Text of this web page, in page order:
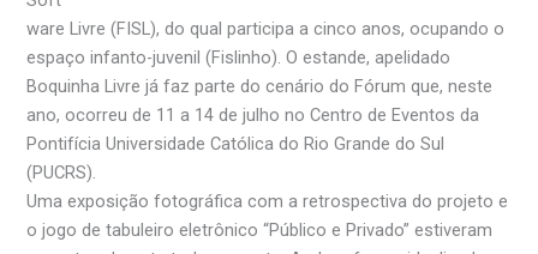
ware Livre (FISL), do qual participa a cinco anos, ocupando o
espaço infanto-juvenil (Fislinho). O estande, apelidado
Boquinha Livre já faz parte do cenário do Fórum que, neste
ano, ocorreu de 11 a 14 de julho no Centro de Eventos da
Pontifícia Universidade Católica do Rio Grande do Sul
(PUCRS).
Uma exposição fotográfica com a retrospectiva do projeto e
o jogo de tabuleiro eletrônico “Público e Privado” estiveram